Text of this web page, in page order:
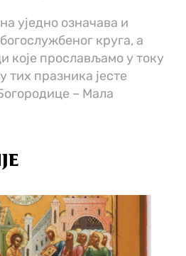
уједно означава и
круга, а
које прослављамо у току
тих празника јесте
– Мала